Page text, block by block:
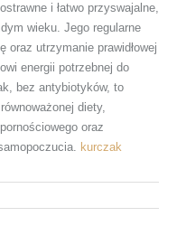
i łatwo przyswajalne,
wieku. Jego regularne
oraz utrzymanie prawidłowej
energii potrzebnej do
bez antybiotyków, to
diety,
oraz
kurczak